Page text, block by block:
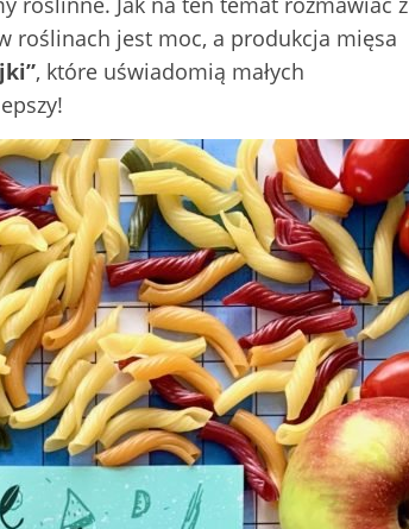
roślinach jest moc, a produkcja mięsa
, które uświadomią małych